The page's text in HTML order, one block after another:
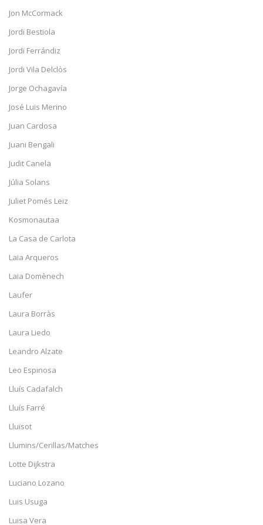
Jon McCormack
Jordi Bestiola
Jordi Ferrándiz
Jordi Vila Delclòs
Jorge Ochagavía
José Luis Merino
Juan Cardosa
Juani Bengali
Judit Canela
Júlia Solans
Juliet Pomés Leiz
Kosmonautaa
La Casa de Carlota
Laia Arqueros
Laia Domènech
Laufer
Laura Borràs
Laura Liedo
Leandro Alzate
Leo Espinosa
Lluís Cadafalch
Lluís Farré
Lluïsot
Llumins/Cerillas/Matches
Lotte Dijkstra
Luciano Lozano
Luis Usuga
Luisa Vera